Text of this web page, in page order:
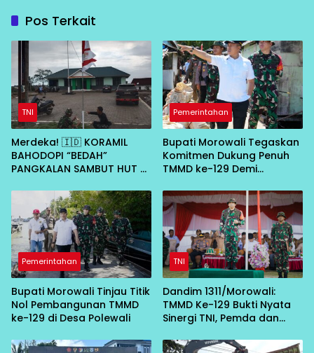
Pos Terkait
TNI
Merdeka! 🇮🇩 KORAMIL
BAHODOPI “BEDAH”
PANGKALAN SAMBUT HUT RI
Pemerintahan
Bupati Morowali Tegaskan
Komitmen Dukung Penuh
TMMD ke-129 Demi
Desa
Pemerintahan
Bupati Morowali Tinjau Titik
Nol Pembangunan TMMD
ke-129 di Desa Polewali
TNI
Dandim 1311/Morowali:
TMMD Ke-129 Bukti Nyata
Sinergi TNI, Pemda dan
dari Desa